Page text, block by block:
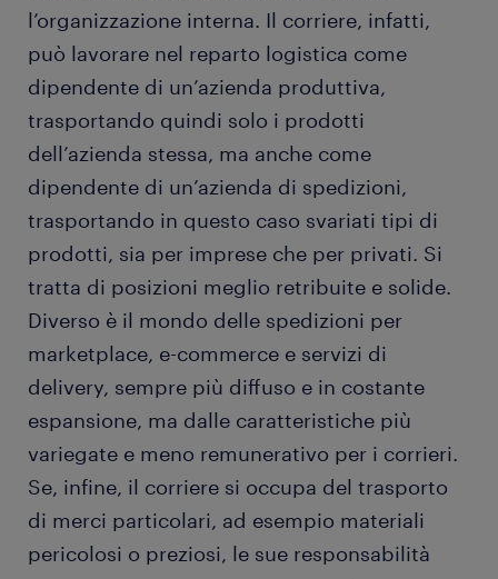
l’organizzazione interna. Il corriere, infatti,
può lavorare nel reparto logistica come
dipendente di un’azienda produttiva,
trasportando quindi solo i prodotti
dell’azienda stessa, ma anche come
dipendente di un’azienda di spedizioni,
trasportando in questo caso svariati tipi di
prodotti, sia per imprese che per privati. Si
tratta di posizioni meglio retribuite e solide.
Diverso è il mondo delle spedizioni per
marketplace, e-commerce e servizi di
delivery, sempre più diffuso e in costante
espansione, ma dalle caratteristiche più
variegate e meno remunerativo per i corrieri.
Se, infine, il corriere si occupa del trasporto
di merci particolari, ad esempio materiali
pericolosi o preziosi, le sue responsabilità